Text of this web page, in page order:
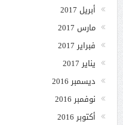
أبريل 2017
مارس 2017
فبراير 2017
يناير 2017
ديسمبر 2016
نوفمبر 2016
أكتوبر 2016